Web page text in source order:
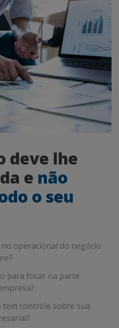
deve lhe
e não
o seu
operacional do negócio
para focar na parte
tem controle sobre sua